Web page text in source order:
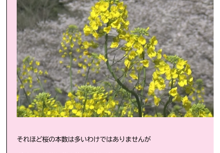
それほど桜の本数は多いわけではありませんが